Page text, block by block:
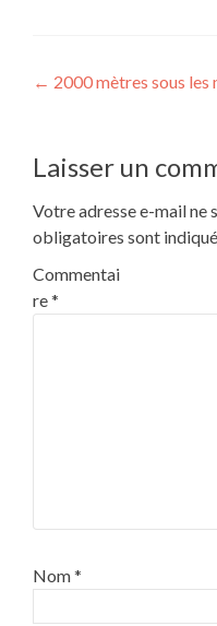
Post
← 2000 mètres sous les
Laisser un
Votre adresse e-mail ne
obligatoires sont
Commentai
re*
Nom*